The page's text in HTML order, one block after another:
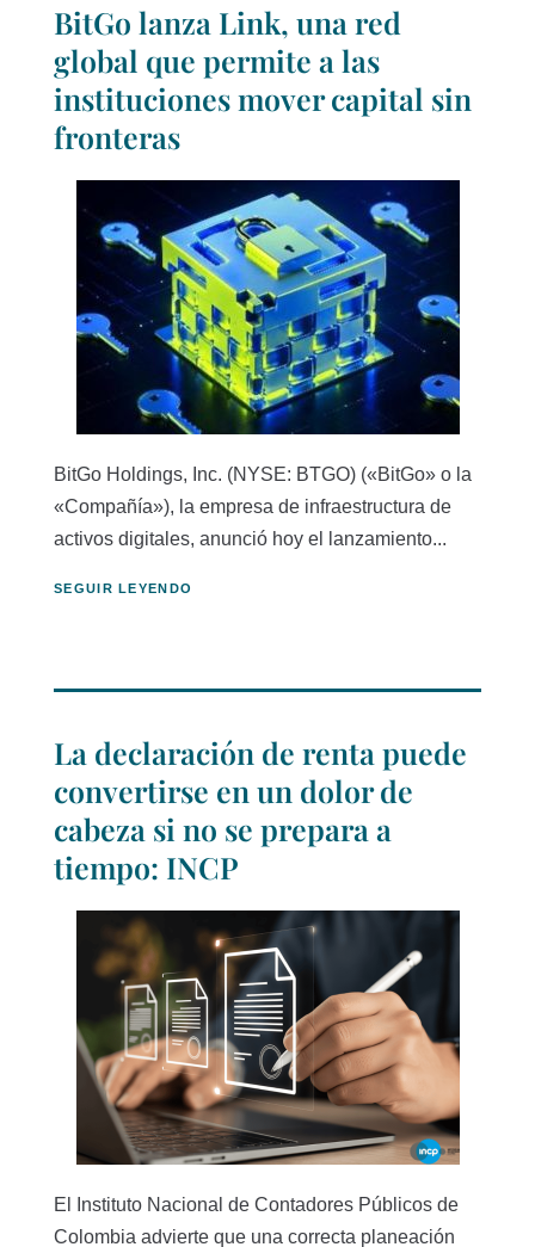
BitGo lanza Link, una red
global que permite a las
instituciones mover capital sin
fronteras
BitGo Holdings, Inc. (NYSE: BTGO) («BitGo» o la
«Compañía»), la empresa de infraestructura de
activos digitales, anunció hoy el lanzamiento...
SEGUIR LEYENDO
La declaración de renta puede
convertirse en un dolor de
cabeza si no se prepara a
tiempo: INCP
El Instituto Nacional de Contadores Públicos de
Colombia advierte que una correcta planeación